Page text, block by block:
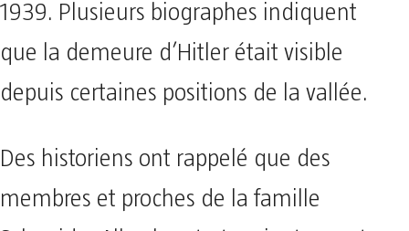
1939. Plusieurs biographes indiquent
que la demeure d’Hitler était visible
depuis certaines positions de la vallée.
Des historiens ont rappelé que des
membres et proches de la famille